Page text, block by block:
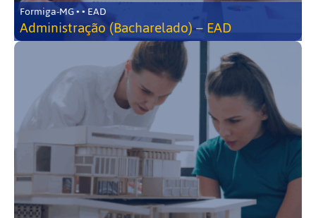
Formiga-MG • • EAD
Administração (Bacharelado) – EAD